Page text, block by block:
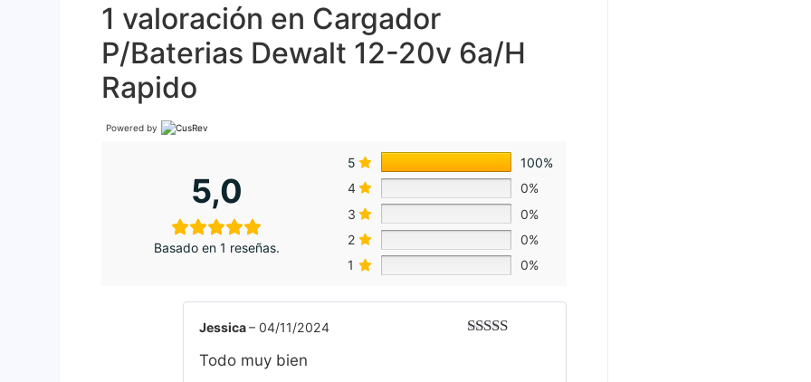
1 valoración en Cargador
P/Baterias Dewalt 12-20v 6a/H
Rapido
Powered by
5,0
Basado en 1 reseñas.
5
100%
4
0%
3
0%
2
0%
1
0%
Jessica– 04/11/2024
Todo muy bien